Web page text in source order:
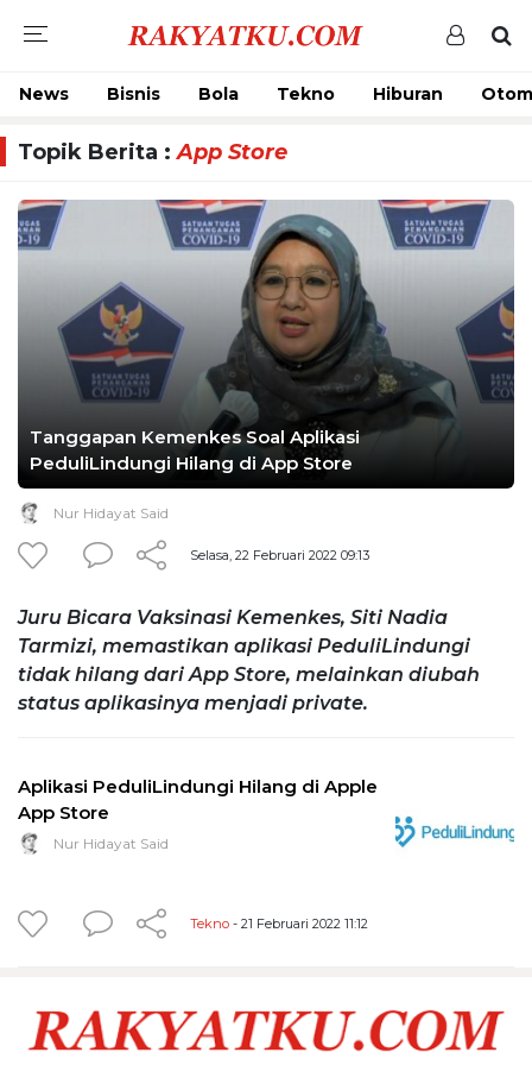
News Bisnis Bola Tekno Hiburan
Topik Berita :App Store
Tanggapan Kemenkes Soal Aplikasi
PeduliLindungi Hilang di App Store
Nur Hidayat Said
Selasa, 22 Februari 2022 09:13
Juru Bicara Vaksinasi Kemenkes, Siti Nadia
Tarmizi, memastikan aplikasi PeduliLindungi
tidak hilang dari App Store, melainkan diubah
status aplikasinya menjadi private.
Aplikasi PeduliLindungi Hilang di Apple
App Store
Nur Hidayat Said
Tekno - 21 Februari 2022 11:12